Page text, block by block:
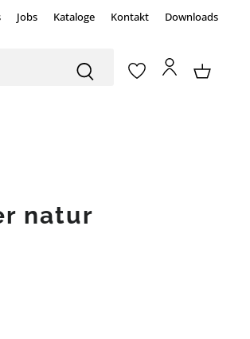
Jobs Kataloge Kontakt Downloads
natur